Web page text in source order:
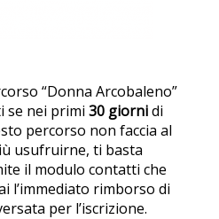
“Donna Arcobaleno”
se nei primi30 giornidi
percorso non faccia al
usufruirne, ti basta
il modulo contatti che
l’immediato rimborso di
per l’iscrizione.